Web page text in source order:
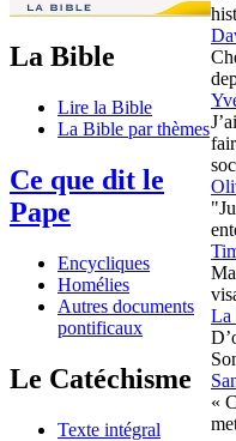
La Bible
Lire la Bible
La Bible par thèmes
Ce que dit le
Pape
Encycliques
Homélies
Autres documents
pontificaux
Le Catéchisme
Texte intégral
La
«